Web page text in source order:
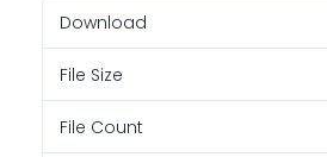
Download
File Size
File Count